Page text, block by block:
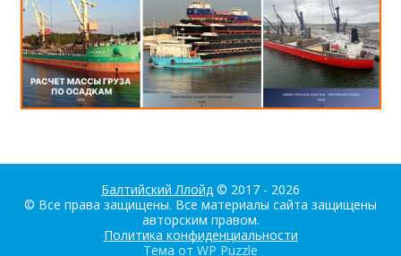
Балтийский Ллойд © 2017 - 2026
© Все права защищены. Все материалы сайта защищены
авторским правом.
Политика конфиденциальности
Тема от WP Puzzle